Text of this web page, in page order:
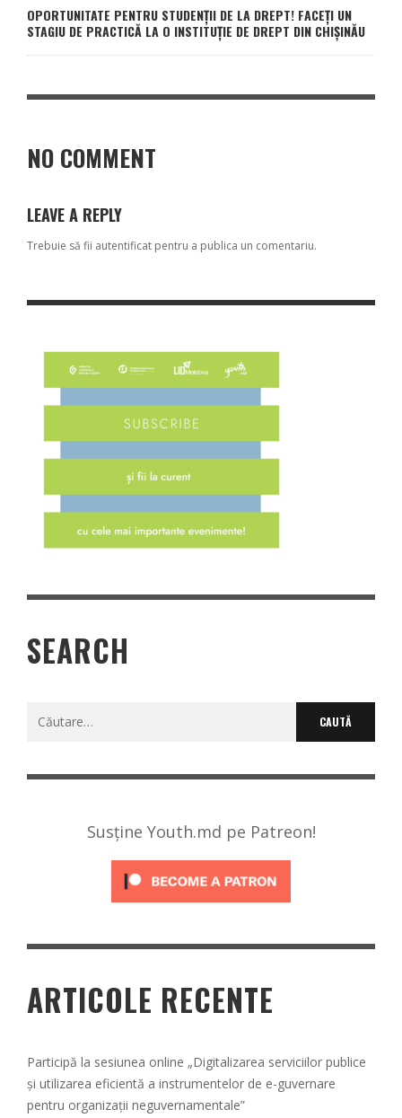
OPORTUNITATE PENTRU STUDENȚII DE LA DREPT! FACEȚI UN
STAGIU DE PRACTICĂ LA O INSTITUȚIE DE DREPT DIN CHIȘINĂU
NO COMMENT
LEAVE A REPLY
Trebuie să fii autentificat pentru a publica un comentariu.
SEARCH
Caută
Susține Youth.md pe Patreon!
ARTICOLE RECENTE
Participă la sesiunea online „Digitalizarea serviciilor publice
și utilizarea eficientă a instrumentelor de e-guvernare
pentru organizații neguvernamentale”